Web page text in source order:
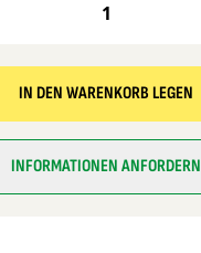
IN DEN WARENKORB LEGEN
INFORMATIONEN ANFORDERN